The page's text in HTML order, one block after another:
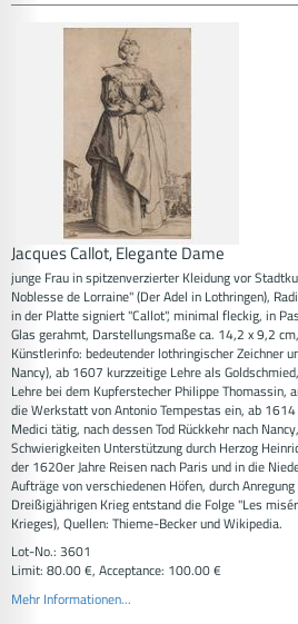
Jacques Callot, Elegante Dame
junge Frau in spitzenverzierter Kleidung vor
Noblesse de Lorraine" (Der Adel in Lothringen),
in der Platte signiert "Callot", minimal fleckig, in
Glas gerahmt, Darstellungsmaße ca. 14,2 x 9,2
Künstlerinfo: bedeutender lothringischer Zeichner
Nancy), ab 1607 kurzzeitige Lehre als
Lehre bei dem Kupferstecher Philippe Thomassin,
die Werkstatt von Antonio Tempestas ein, ab
Medici tätig, nach dessen Tod Rückkehr nach
Schwierigkeiten Unterstützung durch Herzog
der 1620er Jahre Reisen nach Paris und in die
Aufträge von verschiedenen Höfen, durch
Dreißigjährigen Krieg entstand die Folge "Les
Krieges), Quellen: Thieme-Becker und Wikipedia.
Lot-No.: 3601
Limit: 80.00 €, Acceptance: 100.00 €
Mehr Informationen...